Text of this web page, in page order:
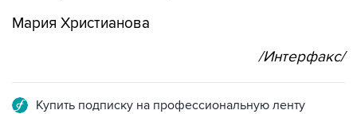
Мария Христианова
/Интерфакс/
Купить подписку на профессиональную ленту